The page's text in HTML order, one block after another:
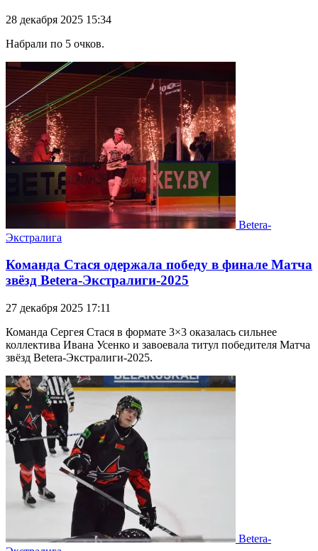
28 декабря 2025 15:34
Набрали по 5 очков.
Betera-
Экстралига
Команда Стася одержала победу в финале Матча
звёзд Betera-Экстралиги-2025
27 декабря 2025 17:11
Команда Сергея Стася в формате 3×3 оказалась сильнее
коллектива Ивана Усенко и завоевала титул победителя Матча
звёзд Betera-Экстралиги-2025.
Betera-